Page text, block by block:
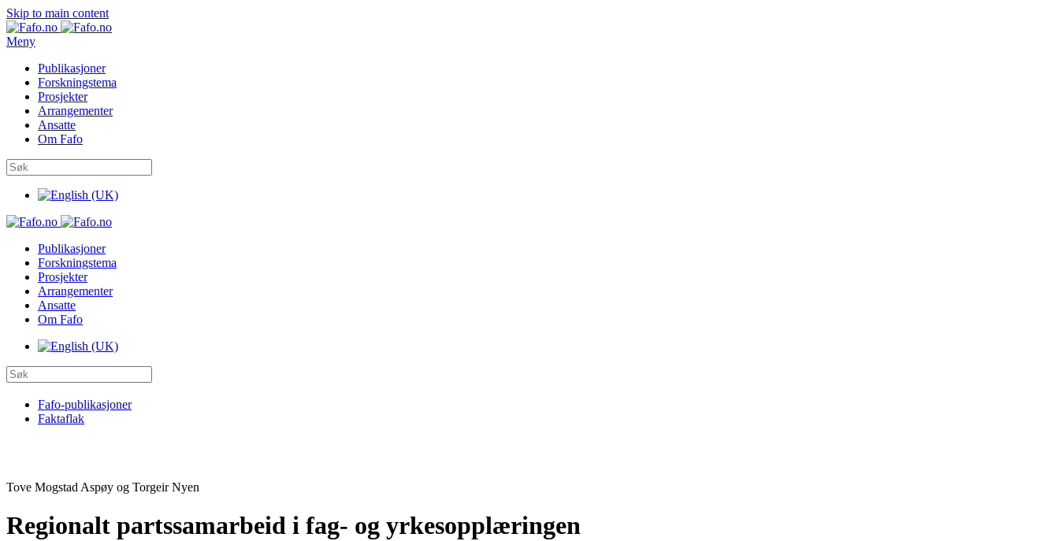
Skip to main content
Meny
Publikasjoner
Forskningstema
Prosjekter
Arrangementer
Ansatte
Om Fafo
Publikasjoner
Forskningstema
Prosjekter
Arrangementer
Ansatte
Om Fafo
Fafo-publikasjoner
Faktaflak
Tove Mogstad Aspøy og Torgeir Nyen
Regionalt partssamarbeid i fag- og yrkesopplæringen